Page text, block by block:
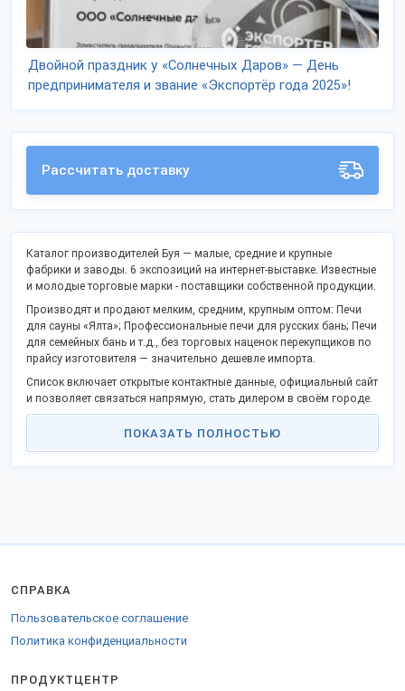
Двойной праздник у «Солнечных Даров» — День
предпринимателя и звание «Экспортёр года 2025»!
Рассчитать доставку
Каталог производителей Буя — малые, средние и крупные
фабрики и заводы. 6 экспозиций на интернет-выставке. Известные
и молодые торговые марки - поставщики собственной продукции.
Производят и продают мелким, средним, крупным оптом: Печи
для сауны «Ялта»; Профессиональные печи для русских бань; Печи
для семейных бань и т.д., без торговых наценок перекупщиков по
прайсу изготовителя — значительно дешевле импорта.
Список включает открытые контактные данные, официальный сайт
и позволяет связаться напрямую, стать дилером в своём городе.
поддерживают программу импортозамещения и модернизации,
предлагают выгодное сотрудничество.
ПОКАЗАТЬ ПОЛНОСТЬЮ
СПРАВКА
Пользовательское соглашение
Политика конфиденциальности
ПРОДУКТЦЕНТР